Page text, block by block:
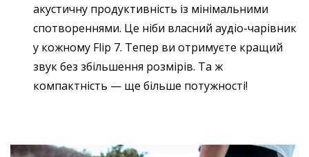
акустичну продуктивність із мінімальними
спотвореннями. Це ніби власний аудіо-чарівник
у кожному Flip 7. Тепер ви отримуєте кращий
звук без збільшення розмірів. Та ж
компактність — ще більше потужності!